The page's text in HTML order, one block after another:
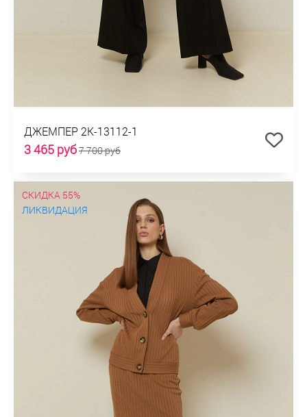
ДЖЕМПЕР 2К-13112-1
3 465 руб7 700 руб
СКИДКА 55%
ЛИКВИДАЦИЯ